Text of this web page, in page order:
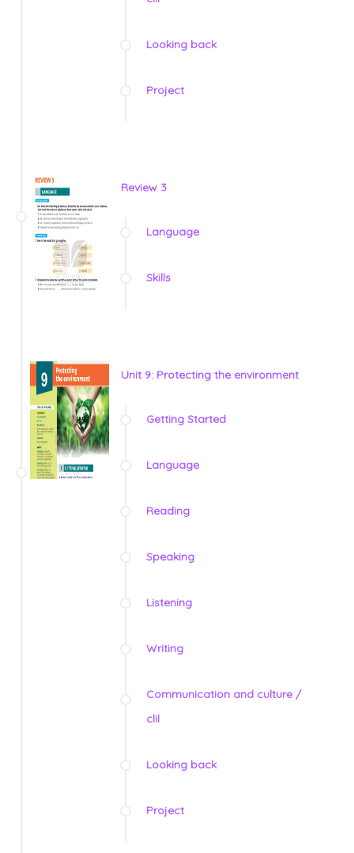
Looking back
Project
Review 3
Language
Skills
Unit 9: Protecting the environment
Getting Started
Language
Reading
Speaking
Listening
Writing
Communication and culture /
clil
Looking back
Project